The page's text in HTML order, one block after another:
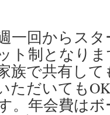
一回からス
ト制となり
族で共有し
ただいても
。年会費は